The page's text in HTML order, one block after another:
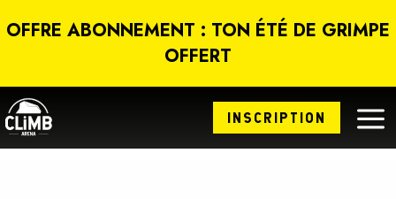
OFFRE ABONNEMENT : TON ÉTÉ DE GRIMPE
OFFERT
INSCRIPTION a